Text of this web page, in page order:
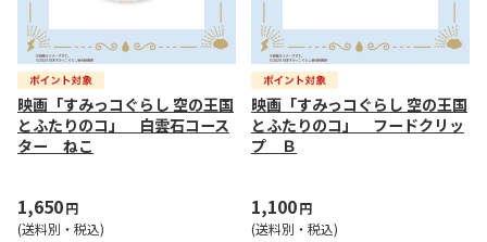
映画「すみっコぐらし 空の王国
とふたりのコ」 白雲石コース
ター ねこ
1,650円
(送料別・税込)
映画「すみっコぐらし 空の王国
とふたりのコ」 フードクリッ
プ Ｂ
1,100円
(送料別・税込)